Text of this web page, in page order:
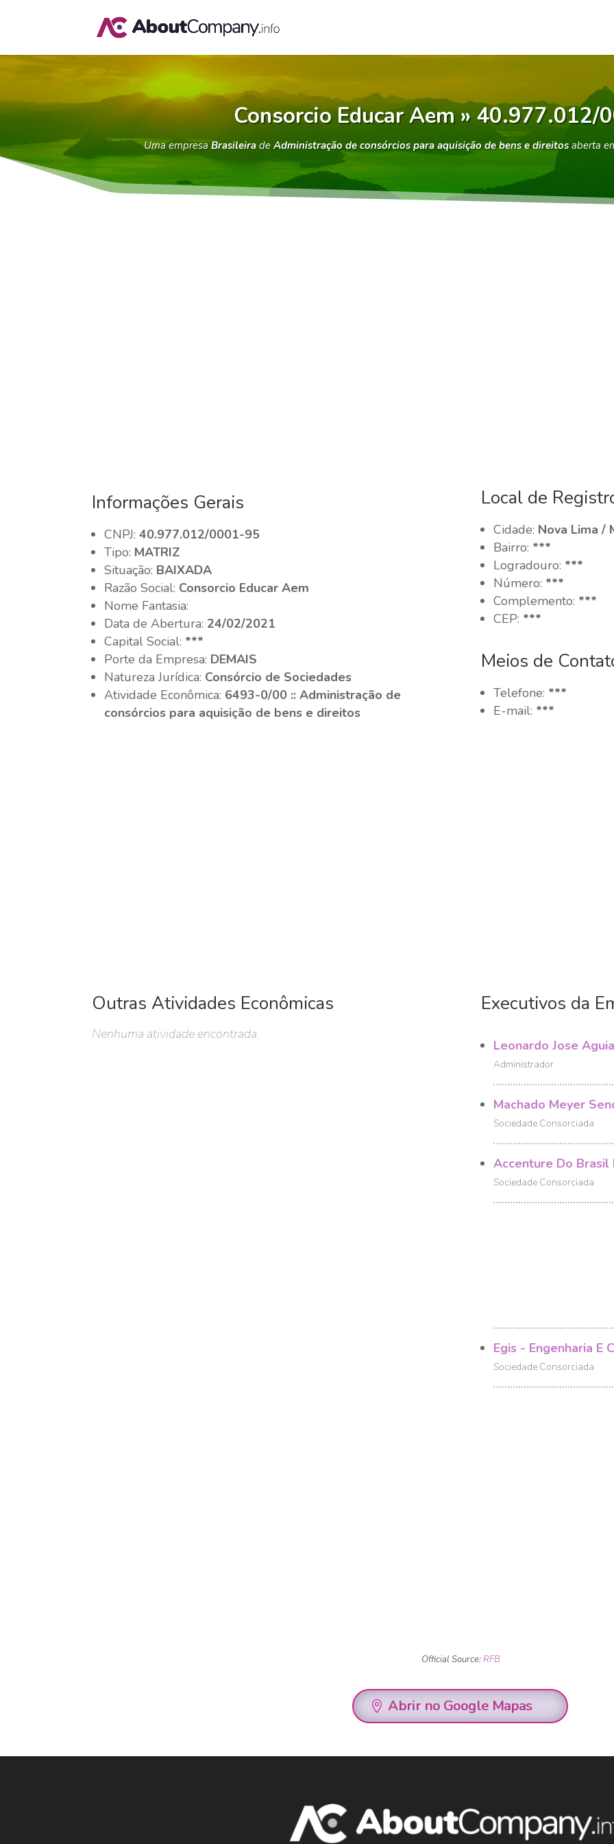
Consorcio Educar Aem » 40.977.012/
Uma empresaBrasileira de Administração de consórcios para aquisição de bens e direitosaberta
Informações Gerais
CNPJ:40.977.012/0001-95
Tipo: MATRIZ
Situação: BAIXADA
Razão Social: Consorcio Educar Aem
Nome Fantasia:
Data de Abertura: 24/02/2021
Capital Social: ***
Porte da Empresa: DEMAIS
Natureza Jurídica: Consórcio de Sociedades
Atividade Econômica: 6493-0/00 :: Administração de
consórcios para aquisição de bens e direitos
Local de
Cidade: Nova Lima /
Bairro: ***
Logradouro: ***
Número: ***
Complemento: ***
CEP: ***
Meios de
Telefone: ***
E-mail: ***
Outras Atividades Econômicas
Nenhuma atividade encontrada.
Executivos da
Leonardo Jose
Administrador
Machado Meyer
Sociedade Consorciada
Accenture Do Brasil
Sociedade Consorciada
Egis - Engenharia E
Sociedade Consorciada
Official Source:RFB
Abrir no Google Mapas